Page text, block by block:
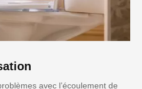
avec l’écoulement de